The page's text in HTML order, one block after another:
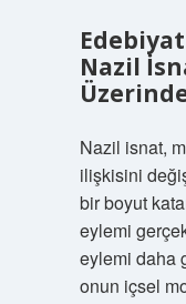
Nazil
Nazil isnat,
ilişkisini
bir boyut
eylemi
eylemi daha
onun içsel